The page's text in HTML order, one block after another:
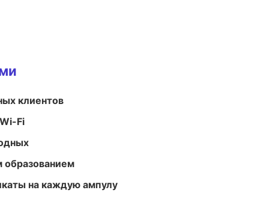
клиентов
Fi
образованием
на каждую ампулу